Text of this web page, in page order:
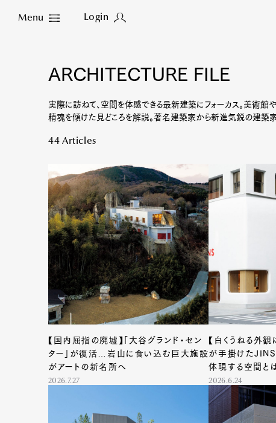
Menu Login
Close
ARCHITECTURE FILE
実際に訪ねて、空間を体感できる最新建築にフォーカス。美術館
精魂を傾けた見どころを解説。著名建築家から新進気鋭の建築家
44 Articles
【国内屈指の廃墟】「大谷グランド・セン
ター」が復活…岩山に食い込む巨大施設
がアートの新名所へ
2026.7.27
【白くうねる外
が手掛けたJINS
体現する空間と
2026.6.24